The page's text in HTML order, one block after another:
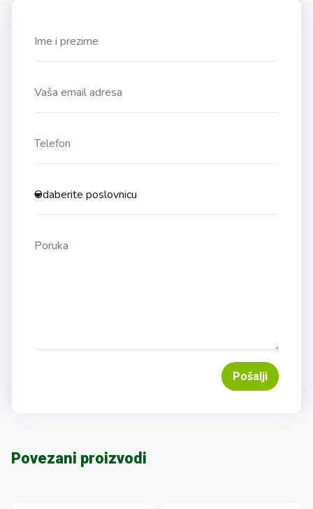
Pošalji
Povezani proizvodi